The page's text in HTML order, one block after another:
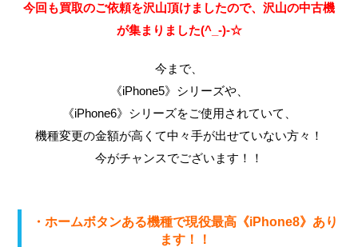
今回も買取のご依頼を沢山頂けましたので、沢山の中古機
が集まりました(^_-)-☆
今まで、
《iPhone5》シリーズや、
《iPhone6》シリーズをご使用されていて、
機種変更の金額が高くて中々手が出せていない方々！
今がチャンスでございます！！
・ホームボタンある機種で現役最高《iPhone8》あり
ます！！